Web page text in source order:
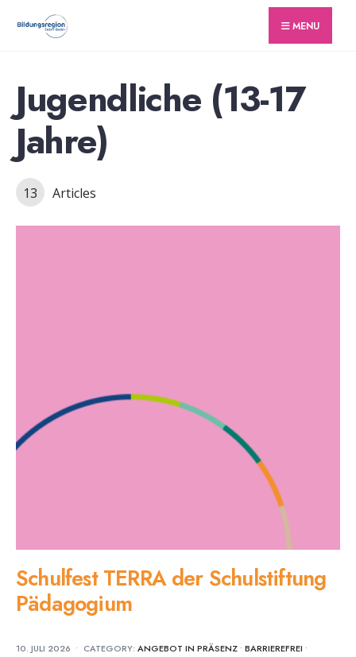
MENU
Jugendliche (13-17
Jahre)
13 Articles
Schulfest TERRA der Schulstiftung
Pädagogium
10. JULI 2026 • CATEGORY: ANGEBOT IN PRÄSENZ • BARRIEREFREI •